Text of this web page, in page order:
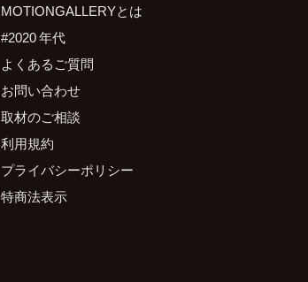
MOTIONGALLERYとは
#2020 年代
よくあるご質問
お問い合わせ
取材のご相談
利用規約
プライバシーポリシー
特商法表示